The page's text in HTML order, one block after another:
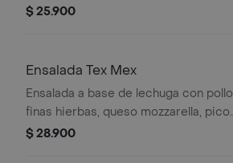
parmesano, tomate, crutones y
$ 25.900
Ensalada Tex Mex
Ensalada a base de lechuga con pollo
finas hierbas, queso mozzarella, pico
de gallo, aguacate, totopos triturados
$ 28.900